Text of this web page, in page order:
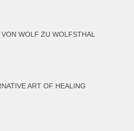
WOLF ZU WOLFSTHAL
ART OF HEALING